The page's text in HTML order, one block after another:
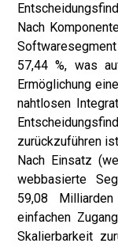
Nach
57,44 %, was
Ermöglichung
nahtlosen
zurückzuführen
Nach Einsatz
webbasierte
59,08
einfachen
Skalierbarkeit